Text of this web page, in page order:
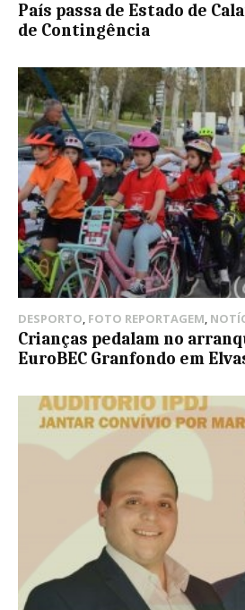
País passa de Estado de
de Contingência
DESPORTO, FOTO REPORTAGEM,
Crianças pedalam no
EuroBEC Granfondo em